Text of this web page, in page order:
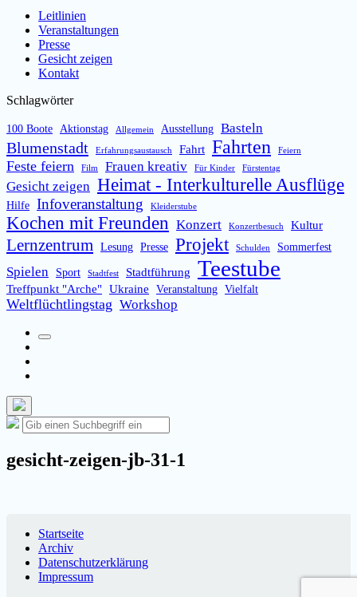
Leitlinien
Veranstaltungen
Presse
Gesicht zeigen
Kontakt
Schlagwörter
100 Boote Aktionstag Allgemein Ausstellung Basteln
Blumenstadt Erfahrungsaustausch Fahrt Fahrten Feiern
Feste feiern Film Frauen kreativ Für Kinder Fürstentag
Gesicht zeigen Heimat - Interkulturelle Ausflüge
Hilfe Infoveranstaltung Kleiderstube
Kochen mit Freunden Konzert Konzertbesuch Kultur
Lernzentrum Lesung Presse Projekt Schulden Sommerfest
Spielen Sport Stadtfest Stadtführung Teestube
Treffpunkt "Arche" Ukraine Veranstaltung Vielfalt
Weltflüchtlingstag Workshop
Suchfeld
Such-
Overlay
Suche
nach:
Suchen
gesicht-zeigen-jb-31-1
Startseite
Archiv
Datenschutzerklärung
Impressum